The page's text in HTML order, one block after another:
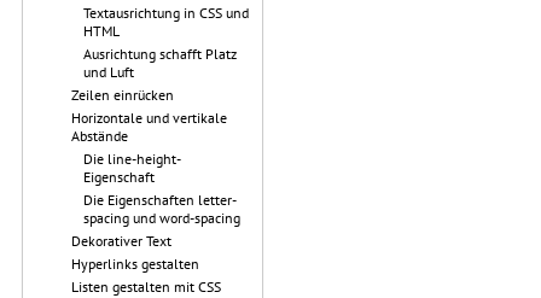
Textausrichtung in CSS und
HTML
Ausrichtung schafft Platz
und Luft
Zeilen einrücken
Horizontale und vertikale
Abstände
Die line-height-
Eigenschaft
Die Eigenschaften letter-
spacing und word-spacing
Dekorativer Text
Hyperlinks gestalten
Listen gestalten mit CSS